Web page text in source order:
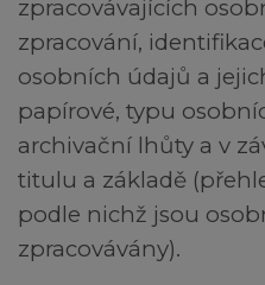
zpracovávajících
zpracování,
osobních údajů a
papírové, typu
archivační lhůty a v
titulu a základě
podle nichž jsou
zpracovávány).